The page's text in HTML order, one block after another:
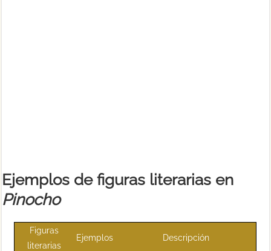
Ejemplos de figuras literarias en
Pinocho
Figuras
literarias
Ejemplos Descripción